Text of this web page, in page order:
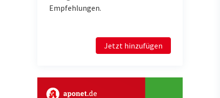
Empfehlungen.
Jetzt hinzufügen